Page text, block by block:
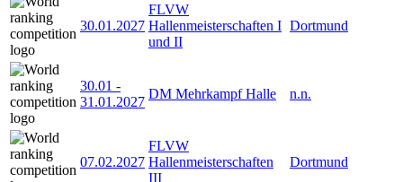
30.01.2027
FLVW
Hallenmeisterschaften I
und II
Dortmund
30.01 -
31.01.2027
DM Mehrkampf Halle n.n.
07.02.2027
FLVW
Hallenmeisterschaften
III
Dortmund